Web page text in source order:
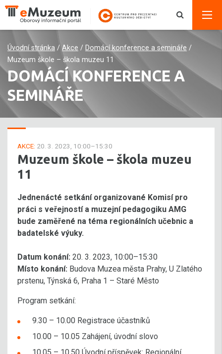
Úvodní stránka / Akce / Domácí konference a semináře /
Muzeum škole – škola muzeu 11
DOMÁCÍ KONFERENCE A
SEMINÁŘE
AKCE: 20. 3. 2023, 10:00–15:30
Muzeum škole – škola muzeu
11
Jednenácté setkání organizované Komisí pro
práci s veřejností a muzejní pedagogiku AMG
bude zaměřené na téma regionálních učebnic a
badatelské výuky.
Datum konání: 20. 3. 2023, 10:00–15:30
Místo konání: Budova Muzea města Prahy, U Zlatého
prstenu, Týnská 6, Praha 1 – Staré Město
Program setkání:
9.30 – 10.00 Registrace účastníků
10.00 – 10.05 Zahájení, úvodní slovo